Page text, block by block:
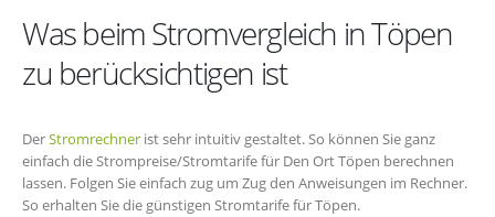
Was beim Stromvergleich in Töpen
zu berücksichtigen ist
DerStromrechner ist sehr intuitiv gestaltet. So können Sie ganz
einfach die Strompreise/Stromtarife für Den Ort Töpen berechnen
lassen. Folgen Sie einfach zug um Zug den Anweisungen im Rechner.
So erhalten Sie die günstigen Stromtarife für Töpen.